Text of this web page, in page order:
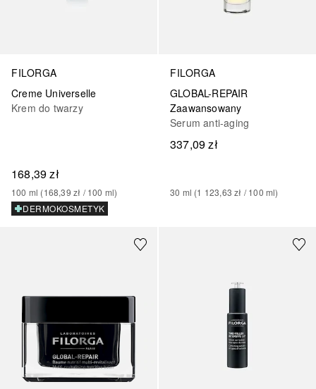
FILORGA
Creme Universelle
Krem do twarzy
168,39 zł
100 ml (168,39 zł / 100 ml)
DERMOKOSMETYK
FILORGA
GLOBAL-REPAIR
Zaawansowany
Serum anti-aging
337,09 zł
30 ml (1 123,63 zł / 100 ml)